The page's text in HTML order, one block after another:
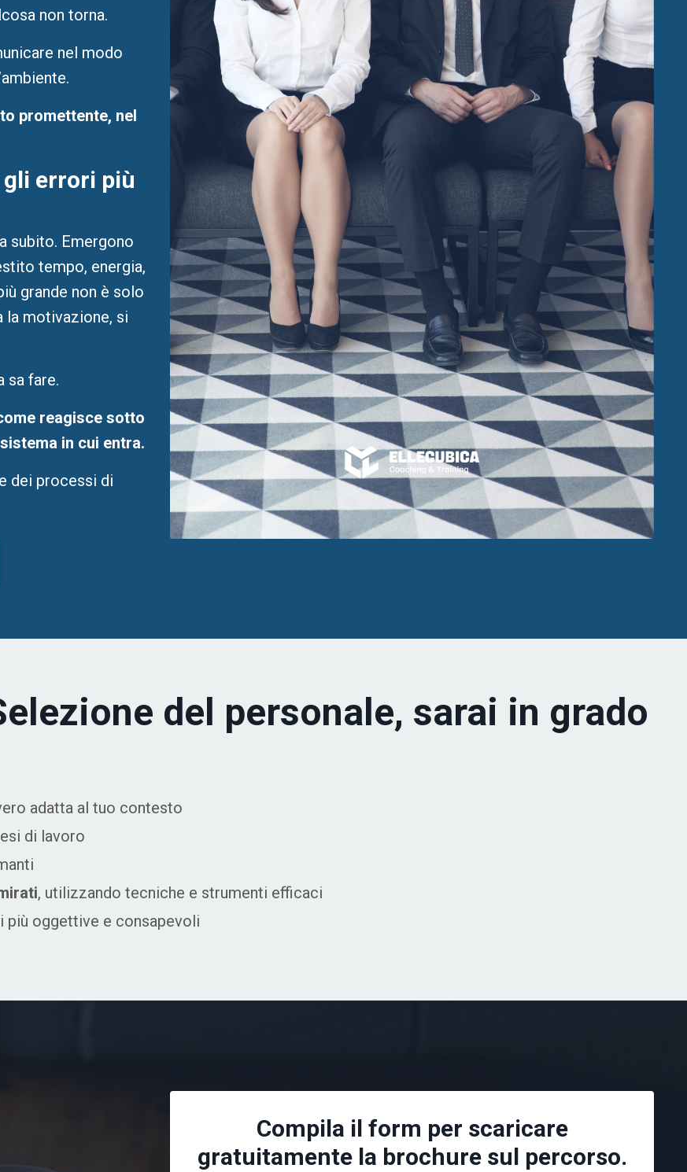
non torna.
nel modo
promettente, nel
gli errori più
subito. Emergono
tempo, energia,
grande non è solo
la motivazione, si
sa fare.
reagisce sotto
in cui entra.
dei processi di
del personale, sarai in grado
adatta al tuo contesto
di lavoro
, utilizzando tecniche e strumenti efficaci
più oggettive e consapevoli
Compila il form per scaricare
gratuitamente la brochure sul percorso.